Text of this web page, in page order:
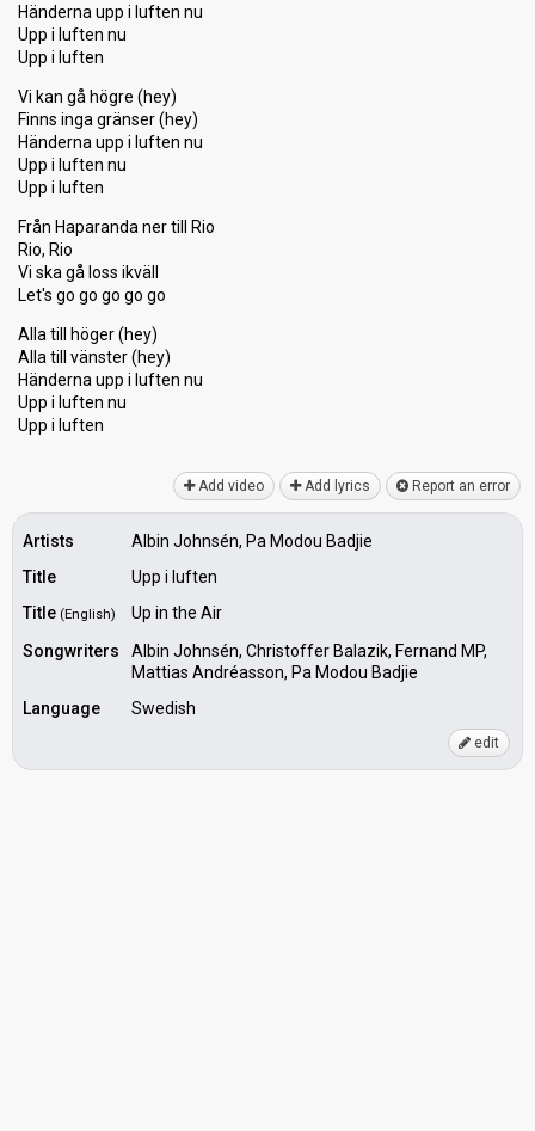
Händerna upp i luften nu
Upp i luften nu
Upp i luften
Vi kan gå högre (hey)
Finns inga gränser (hey)
Händerna upp i luften nu
Upp i luften nu
Upp i luften
Från Haparanda ner till Rio
Rio, Rio
Vi ska gå loss ikväll
Let's go go go go go
Alla till höger (hey)
Alla till vänѕter (hey)
Händernа upp i luften nu
Upp i luften nu
Upp i luften
Add video Add lyrics Report an error
Artists
Albin Johnsén, Pa Modou Badjie
Title
Upp i luften
Title (English)
Up in the Air
Songwriters
Albin Johnsén, Christoffer Balazik, Fernand MP,
Mattias Andréasson, Pa Modou Badjie
Language
Swedish
edit